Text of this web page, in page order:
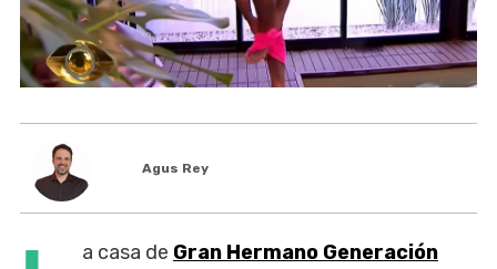
Agus Rey
a casa de Gran Hermano Generación